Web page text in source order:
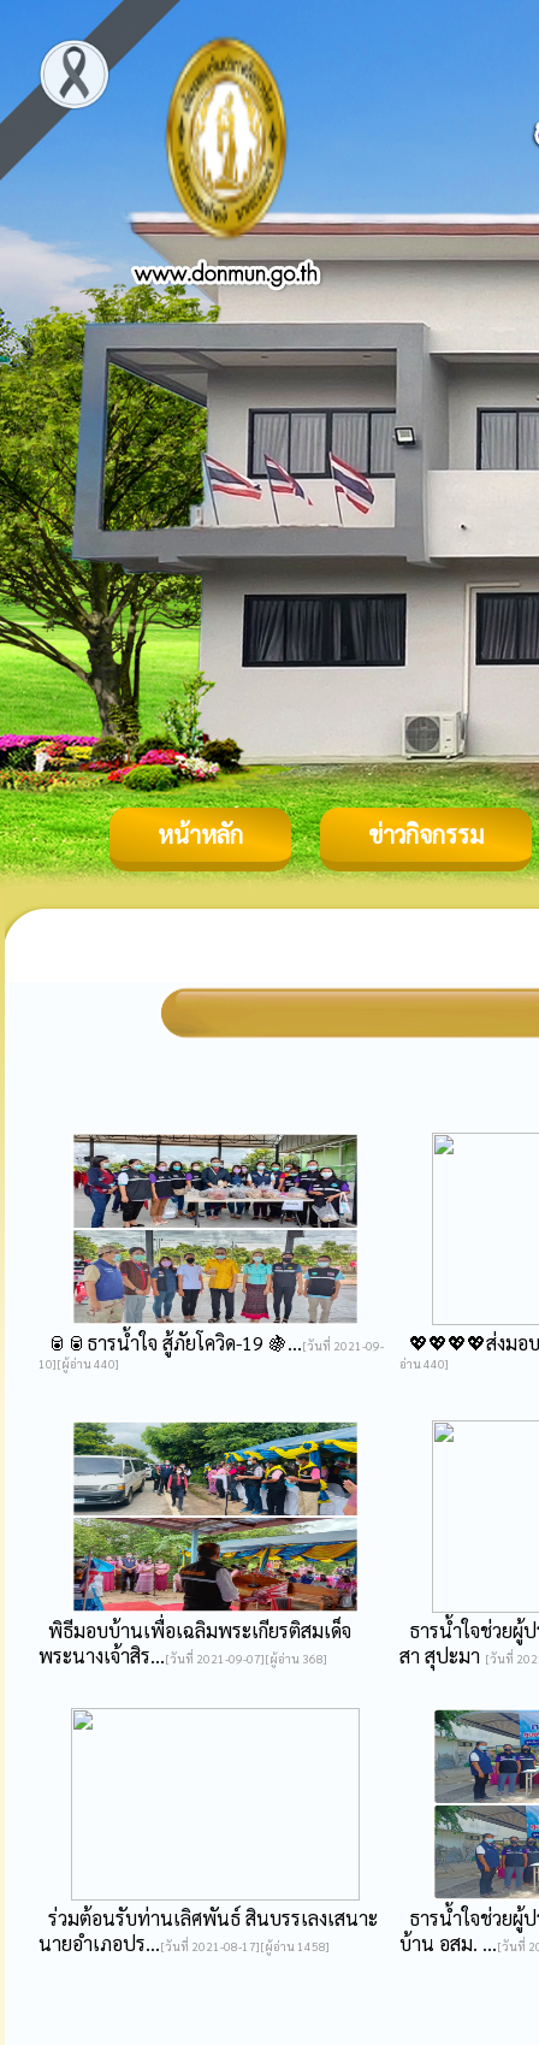
หน้าหลัก ข่าวกิจกรรม
🥫🥫ธารน้ำใจ สู้ภัยโควิด-19 🍇...[วันที่ 2021-09-
10][ผู้อ่าน 440]
💖💖💖💖ส่งมอ
อ่าน 440]
พิธีมอบบ้านเพื่อเฉลิมพระเกียรติสมเด็จ
พระนางเจ้าสิร...[วันที่ 2021-09-07][ผู้อ่าน 368]
ธารน้ำใจช่วยผู้
สา สุปะมา [วันที่
ร่วมต้อนรับท่านเลิศพันธ์ สินบรรเลงเสนาะ
นายอำเภอปร...[วันที่ 2021-08-17][ผู้อ่าน 1458]
ธารน้ำใจช่วยผู้
บ้าน อสม. ...[วันที่